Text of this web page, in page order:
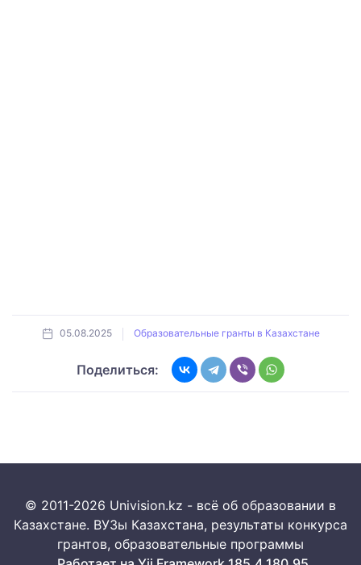
05.08.2025 Образовательные гранты в Казахстане
Поделиться:
© 2011-2026 Univision.kz - всё об образовании в
Казахстане. ВУЗы Казахстана, результаты конкурса
грантов, образовательные программы